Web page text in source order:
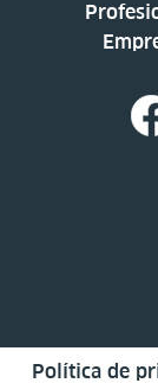
Política de